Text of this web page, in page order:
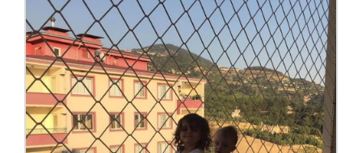
Balkon Filesi